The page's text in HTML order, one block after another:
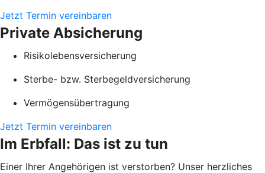
Jetzt Termin vereinbaren
Private Absicherung
Risikolebensversicherung
Sterbe- bzw. Sterbegeldversicherung
Vermögensübertragung
Jetzt Termin vereinbaren
Im Erbfall: Das ist zu tun
Einer Ihrer Angehörigen ist verstorben? Unser herzliches